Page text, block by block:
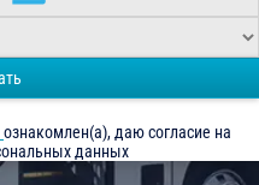
ознакомлен(а), даю согласие на
данных